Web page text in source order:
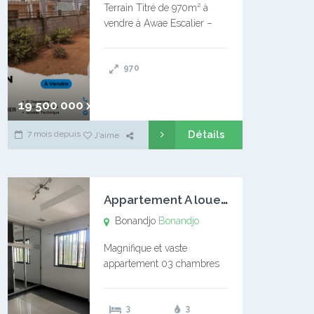
19 500 000 xaf
Terrain Titré de 970m² à
vendre à Awae Escalier –
l’Université Catholique –
970
7 mois depuis J'aime Détails
A
ppartement A louer Bonandjo
Bonandjo Bonandjo
Magnifique et vaste
appartement 03 chambres
douches 01 vaste salon 01
3
3